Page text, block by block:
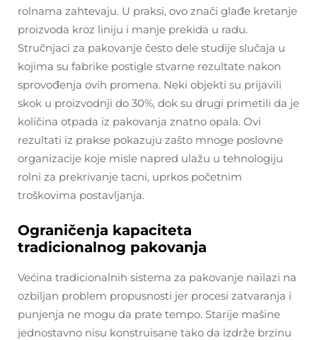
rolnama zahtevaju. U praksi, ovo znači glađe kretanje
proizvoda kroz liniju i manje prekida u radu.
Stručnjaci za pakovanje često dele studije slučaja u
kojima su fabrike postigle stvarne rezultate nakon
sprovođenja ovih promena. Neki objekti su prijavili
skok u proizvodnji do 30%, dok su drugi primetili da je
količina otpada iz pakovanja znatno opala. Ovi
rezultati iz prakse pokazuju zašto mnoge poslovne
organizacije koje misle napred ulažu u tehnologiju
rolni za prekrivanje tacni, uprkos početnim
troškovima postavljanja.
Ograničenja kapaciteta
tradicionalnog pakovanja
Većina tradicionalnih sistema za pakovanje nailazi na
ozbiljan problem propusnosti jer procesi zatvaranja i
punjenja ne mogu da prate tempo. Starije mašine
jednostavno nisu konstruisane tako da izdrže brzinu